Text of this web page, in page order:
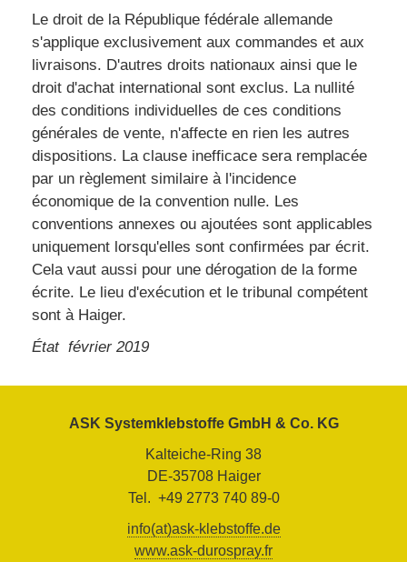
Le droit de la République fédérale allemande
s'applique exclusivement aux commandes et aux
livraisons. D'autres droits nationaux ainsi que le
droit d'achat international sont exclus. La nullité
des conditions individuelles de ces conditions
générales de vente, n'affecte en rien les autres
dispositions. La clause inefficace sera remplacée
par un règlement similaire à l'incidence
économique de la convention nulle. Les
conventions annexes ou ajoutées sont applicables
uniquement lorsqu'elles sont confirmées par écrit.
Cela vaut aussi pour une dérogation de la forme
écrite. Le lieu d'exécution et le tribunal compétent
sont à Haiger.
État février 2019
ASK Systemklebstoffe GmbH & Co. KG
Kalteiche-Ring 38
DE-35708 Haiger
Tel. +49 2773 740 89-0
info(at)ask-klebstoffe.de
www.ask-durospray.fr